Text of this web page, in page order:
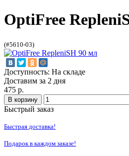
OptiFree
(#5610-03)
Доступность: На складе
Доставим за 2 дня
475 р.
В корзину
Быстрый заказ
Быстрая доставка!
Подарок в каждом заказе!